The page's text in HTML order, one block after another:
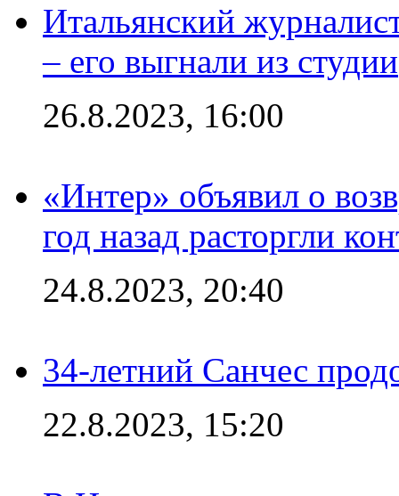
Итальянский
– его выгнали из студии
26.8.2023, 16:00
«Интер» объявил о
год назад расторгли
24.8.2023, 20:40
34-летний Санчес
22.8.2023, 15:20